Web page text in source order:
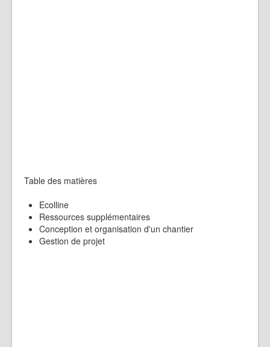
Table des matières
Ecolline
Ressources supplémentaires
Conception et organisation d'un chantier
Gestion de projet